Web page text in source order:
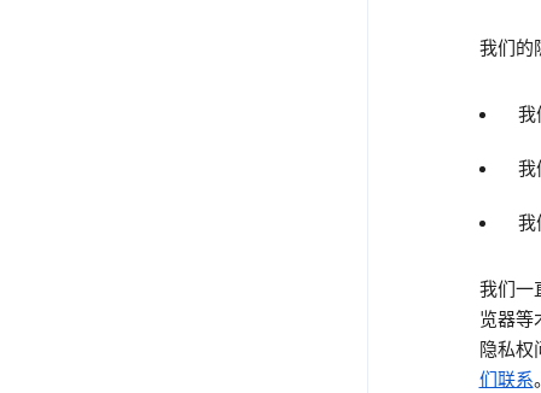
我们的
我
我
我
我们一
览器等
隐私权
们联系